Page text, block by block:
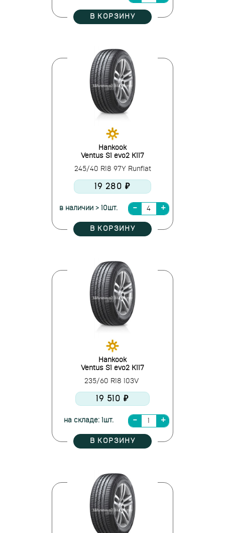
В КОРЗИНУ
Hankook
Ventus S1 evo2 K117
245/40 R18 97Y Runflat
19 280 ₽
в наличии > 10шт.
В КОРЗИНУ
Hankook
Ventus S1 evo2 K117
235/60 R18 103V
19 510 ₽
на складе: 1шт.
В КОРЗИНУ